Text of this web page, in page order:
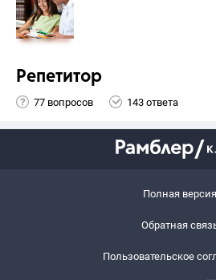
Репетитор
77 вопросов 143 ответа
Полная версия
Обратная
Пользовательское